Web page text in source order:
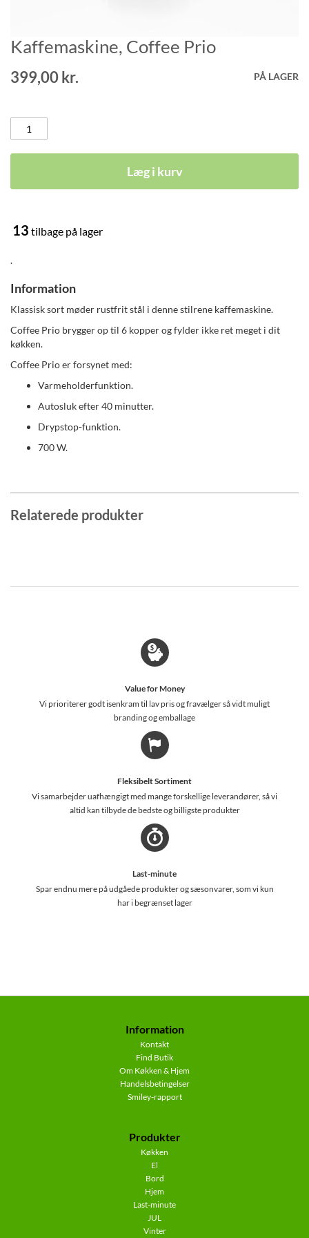
Gå
til
starten
af
Kaffemaskine, Coffee Prio
399,00 kr. PÅ LAGER
Læg i kurv
13 tilbage på lager
.
Information
Klassisk sort møder rustfrit stål i denne stilrene kaffemaskine.
Coffee Prio brygger op til 6 kopper og fylder ikke ret meget i dit
køkken.
Coffee Prio er forsynet med:
Varmeholderfunktion.
Autosluk efter 40 minutter.
Drypstop-funktion.
700 W.
Relaterede produkter
Value for Money
Vi prioriterer godt isenkram til lav pris og fravælger så vidt muligt
branding og emballage
Fleksibelt Sortiment
Vi samarbejder uafhængigt med mange forskellige leverandører, så vi
altid kan tilbyde de bedste og billigste produkter
Last-minute
Spar endnu mere på udgåede produkter og sæsonvarer, som vi kun
har i begrænset lager
Information
Kontakt
Find Butik
Om Køkken & Hjem
Handelsbetingelser
Smiley-rapport
Produkter
Køkken
El
Bord
Hjem
Last-minute
JUL
Vinter